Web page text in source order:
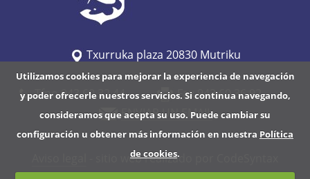
Utilizamos cookies para mejorar la experiencia de navegación
y poder ofrecerle nuestros servicios. Si continua navegando,
consideramos que acepta su uso. Puede cambiar su
configuración u obtener más información en nuestra Política
de cookies.
Txurruka plaza 20830 Mutriku
Tfno 943 60 32 44
Fax 943 60 36 92
ENVIAR UN EMAIL
- sitio web realizado por CodeSyntax